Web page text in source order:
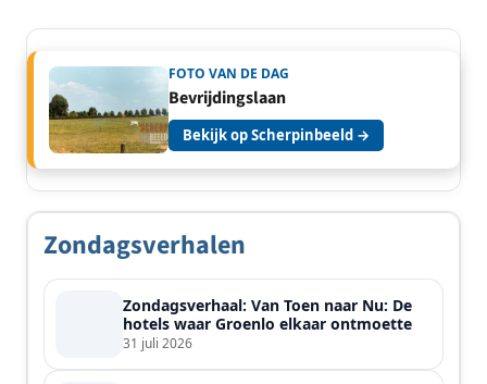
FOTO VAN DE DAG
Bevrijdingslaan
Bekijk op Scherpinbeeld →
Zondagsverhalen
Zondagsverhaal: Van Toen naar Nu: De
hotels waar Groenlo elkaar ontmoette
31 juli 2026